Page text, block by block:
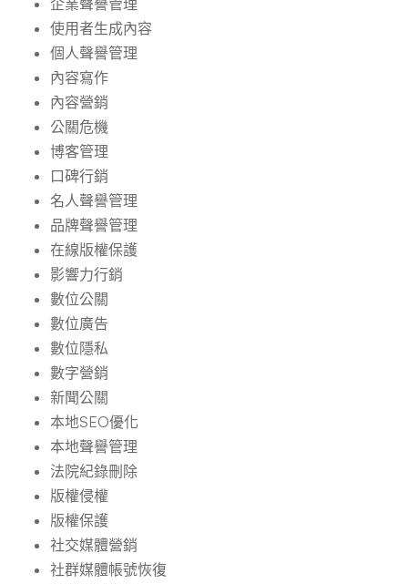
企業聲譽管理
使用者生成內容
個人聲譽管理
內容寫作
內容營銷
公關危機
博客管理
口碑行銷
名人聲譽管理
品牌聲譽管理
在線版權保護
影響力行銷
數位公關
數位廣告
數位隱私
數字營銷
新聞公關
本地SEO優化
本地聲譽管理
法院紀錄刪除
版權侵權
版權保護
社交媒體營銷
社群媒體帳號恢復